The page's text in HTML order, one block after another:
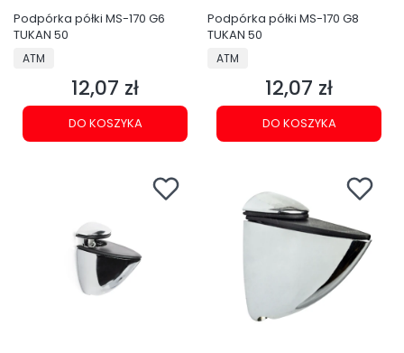
Podpórka półki MS-170 G6
TUKAN 50
PRODUCENT
ATM
Cena
12,07 zł
DO KOSZYKA
Podpórka półki MS-170 G8
TUKAN 50
PRODUCENT
ATM
Cena
12,07 zł
DO KOSZYKA